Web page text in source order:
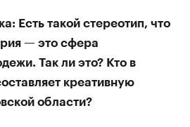
Есть такой стереотип, что
— это сфера
Так ли это? Кто в
креативную
области?